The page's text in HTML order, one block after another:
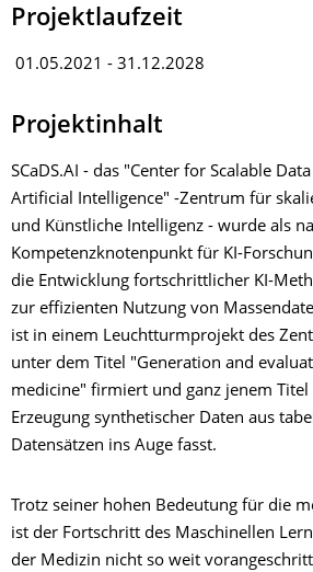
Projektlaufzeit
01.05.2021 - 31.12.2028
Projektinhalt
SCaDS.AI - das "Center for Scalable
Artificial Intelligence" -Zentrum für
und Künstliche Intelligenz - wurde als
Kompetenzknotenpunkt für KI-
die Entwicklung fortschrittlicher KI-
zur effizienten Nutzung von
ist in einem Leuchtturmprojekt des
unter dem Titel "Generation and
medicine" firmiert und ganz jenem Titel
Erzeugung synthetischer Daten aus
Datensätzen ins Auge fasst.
Trotz seiner hohen Bedeutung für die
ist der Fortschritt des Maschinellen
der Medizin nicht so weit